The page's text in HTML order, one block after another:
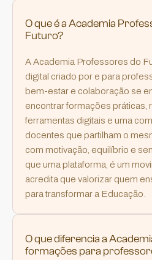
O que é a Academia
Futuro?
A Academia Professores do
digital criado por e para
bem-estar e colaboração se
encontrar formações práticas,
ferramentas digitais e uma
docentes que partilham o
com motivação, equilíbrio e
que uma plataforma, é um
acredita que valorizar quem
para transformar a Educação.
O que diferencia a
formações para